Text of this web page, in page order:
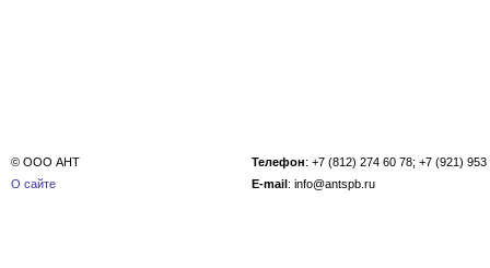
© ООО АНТ
О сайте
Телефон: +7 (812) 274 60 78; +7 (921) 953
E-mail: info@antspb.ru